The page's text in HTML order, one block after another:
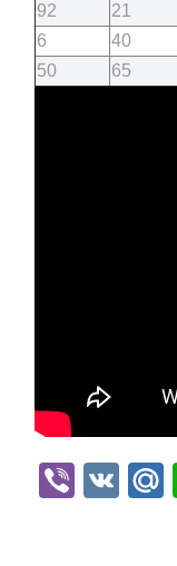
92
21
6
40
50
65
Viber
VK